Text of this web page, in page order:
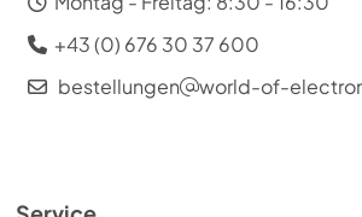
+43 (0) 676 30 37 600
bestellungen
world-of-